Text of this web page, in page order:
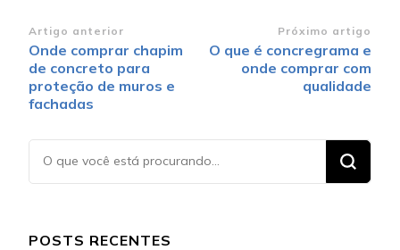
Navegação
de
post
Artigo anterior
Onde comprar chapim
de concreto para
proteção de muros e
fachadas
Próximo artigo
O que é concregrama e
onde comprar com
qualidade
Procurando
algo?
POSTS RECENTES